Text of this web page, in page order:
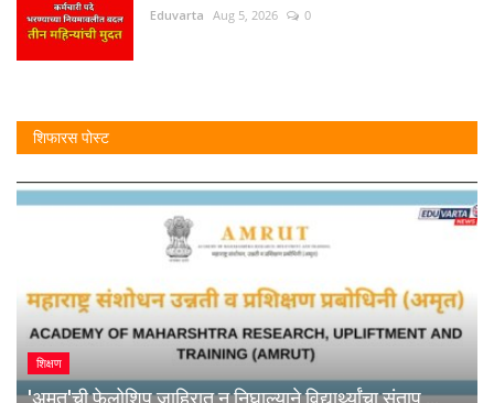
Eduvarta Aug 5, 2026 0
शिफारस पोस्ट
शिक्षण
'अमृत'ची फेलोशिप जाहिरात न निघाल्याने विद्यार्थ्यांचा संताप,...